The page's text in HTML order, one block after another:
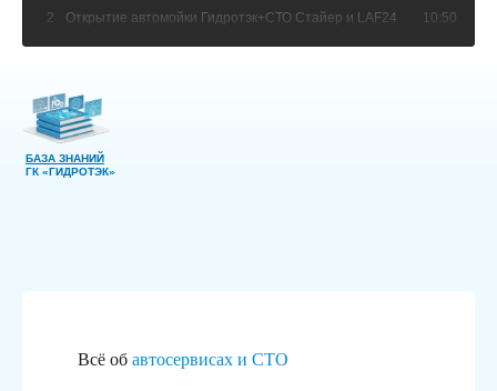
2 Открытие автомойки Гидротэк+СТО Стайер и LAF24 10:50
БАЗА ЗНАНИЙ
ГК «ГИДРОТЭК»
Всё об автосервисах и СТО